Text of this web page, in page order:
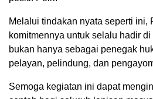
Melalui tindakan nyata seperti ini,
komitmennya untuk selalu hadir
bukan hanya sebagai penegak
pelayan, pelindung, dan
Semoga kegiatan ini dapat